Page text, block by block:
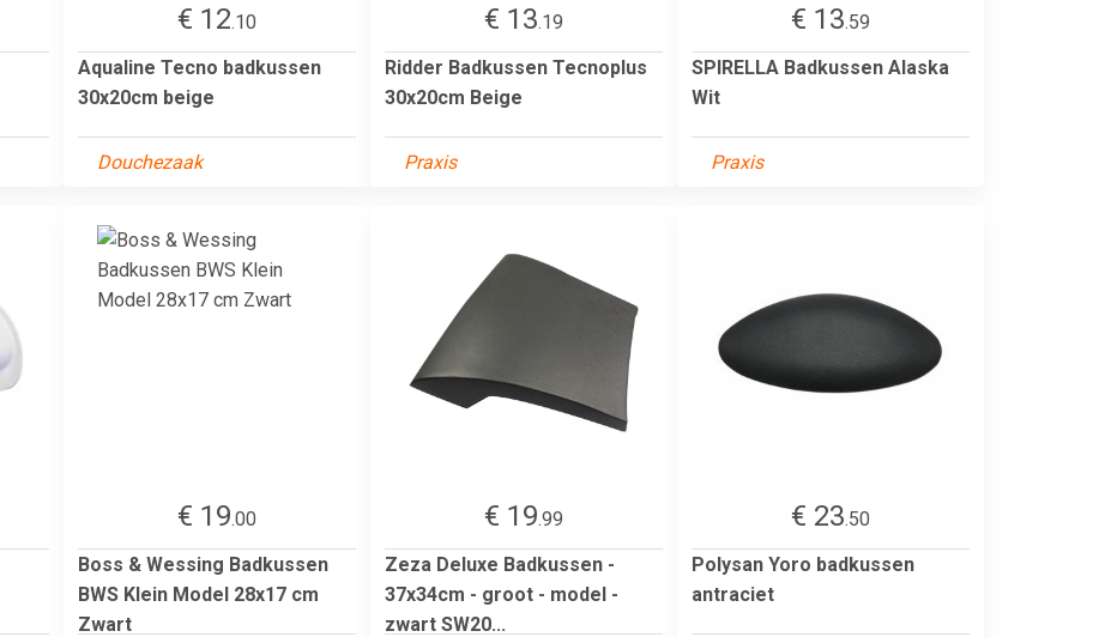
€ 12.10
Aqualine Tecno badkussen
30x20cm beige
Douchezaak
€ 13.19
Ridder Badkussen Tecnoplus
30x20cm Beige
Praxis
€ 13.59
SPIRELLA Badkussen Alaska
Wit
Praxis
€ 19.00
Boss & Wessing Badkussen
BWS Klein Model 28x17 cm
Zwart
€ 19.99
Zeza Deluxe Badkussen -
37x34cm - groot - model -
zwart SW20...
€ 23.50
Polysan Yoro badkussen
antraciet